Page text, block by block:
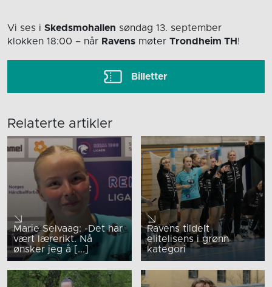
Vi ses i Skedsmohallen søndag 13. september
klokken 18:00 – når Ravens møter Trondheim TH !
Billetter
Relaterte artikler
Marie Selvaag: -Det har
vært lærerikt. Nå
ønsker jeg å [...]
Ravens tildelt
elitelisens i grønn
kategori